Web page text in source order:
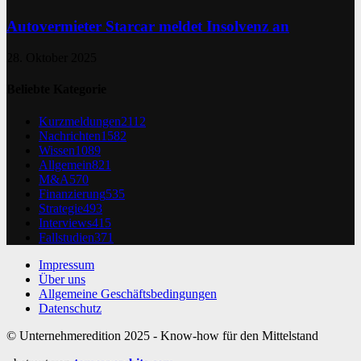
Autovermieter Starcar meldet Insolvenz an
Kurzmeldungen2112
Nachrichten1582
Wissen1089
Allgemein821
M&A570
Finanzierung535
Strategie493
Interviews415
Fallstudien371
Impressum
Über uns
Allgemeine Geschäftsbedingungen
Datenschutz
© Unternehmeredition 2025 - Know-how für den Mittelstand